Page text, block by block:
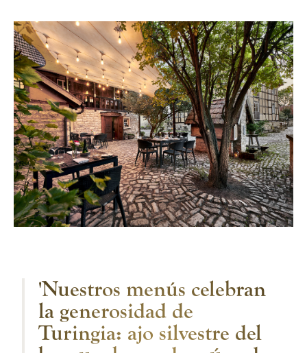
'Nuestros menús celebran
la generosidad de
Turingia: ajo silvestre del